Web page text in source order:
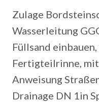
Zulage
Wasserleitung
Füllsand
Fertigteilrinne, mit
Anweisung
Drainage DN 1in